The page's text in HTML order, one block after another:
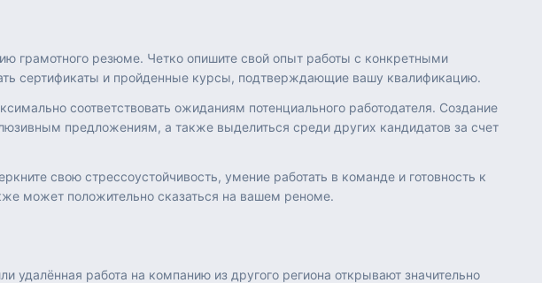
грамотного резюме. Четко опишите свой опыт работы с конкретными
сертификаты и пройденные курсы, подтверждающие вашу квалификацию.
соответствовать ожиданиям потенциального работодателя. Создание
предложениям, а также выделиться среди других кандидатов за счет
свою стрессоустойчивость, умение работать в команде и готовность к
может положительно сказаться на вашем реноме.
удалённая работа на компанию из другого региона открывают значительно